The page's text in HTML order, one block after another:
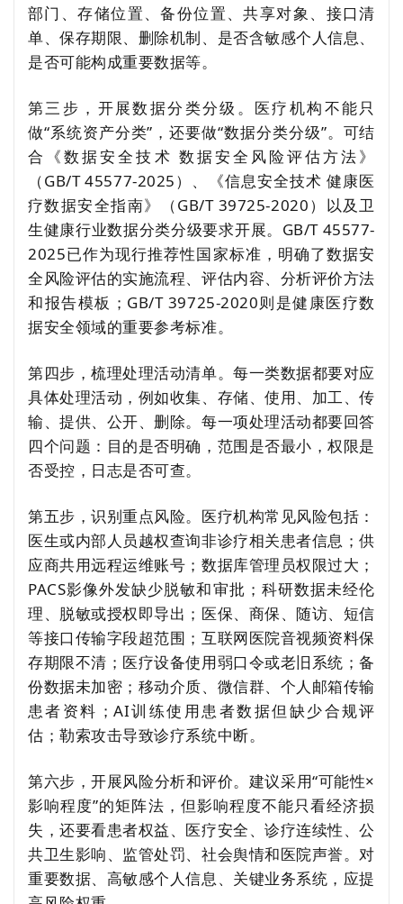
部门、存储位置、备份位置、共享对象、接口清
单、保存期限、删除机制、是否含敏感个人信息、
是否可能构成重要数据等。
第三步，开展数据分类分级。医疗机构不能只
做“系统资产分类”，还要做“数据分类分级”。可结
合《数据安全技术 数据安全风险评估方法》
（GB/T 45577-2025）、《信息安全技术 健康医
疗数据安全指南》（GB/T 39725-2020）以及卫
生健康行业数据分类分级要求开展。GB/T 45577-
2025已作为现行推荐性国家标准，明确了数据安
全风险评估的实施流程、评估内容、分析评价方法
和报告模板；GB/T 39725-2020则是健康医疗数
据安全领域的重要参考标准。
第四步，梳理处理活动清单。每一类数据都要对应
具体处理活动，例如收集、存储、使用、加工、传
输、提供、公开、删除。每一项处理活动都要回答
四个问题：目的是否明确，范围是否最小，权限是
否受控，日志是否可查。
第五步，识别重点风险。医疗机构常见风险包括：
医生或内部人员越权查询非诊疗相关患者信息；供
应商共用远程运维账号；数据库管理员权限过大；
PACS影像外发缺少脱敏和审批；科研数据未经伦
理、脱敏或授权即导出；医保、商保、随访、短信
等接口传输字段超范围；互联网医院音视频资料保
存期限不清；医疗设备使用弱口令或老旧系统；备
份数据未加密；移动介质、微信群、个人邮箱传输
患者资料；AI训练使用患者数据但缺少合规评
估；勒索攻击导致诊疗系统中断。
第六步，开展风险分析和评价。建议采用“可能性×
影响程度”的矩阵法，但影响程度不能只看经济损
失，还要看患者权益、医疗安全、诊疗连续性、公
共卫生影响、监管处罚、社会舆情和医院声誉。对
重要数据、高敏感个人信息、关键业务系统，应提